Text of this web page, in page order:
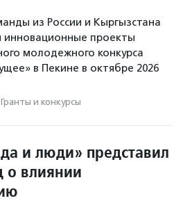
из России и Кыргызстана
инновационные проекты
молодежного конкурса
в Пекине в октябре 2026
Гранты и конкурсы
и люди» представил
влиянии